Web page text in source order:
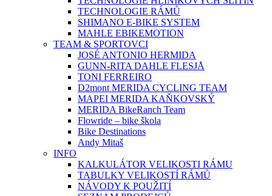
TECHNOLOGIE RÁMŮ
SHIMANO E-BIKE SYSTEM
MAHLE EBIKEMOTION
TEAM & SPORTOVCI
JOSÉ ANTONIO HERMIDA
GUNN-RITA DAHLE FLESJÅ
TONI FERREIRO
D2mont MERIDA CYCLING TEAM
MAPEI MERIDA KAŇKOVSKÝ
MERIDA BikeRanch Team
Flowride – bike škola
Bike Destinations
Andy Mitaš
INFO
KALKULÁTOR VELIKOSTI RÁMU
TABULKY VELIKOSTÍ RÁMŮ
NÁVODY K POUŽITÍ